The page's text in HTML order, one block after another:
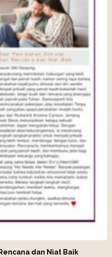
dan Niat Baik